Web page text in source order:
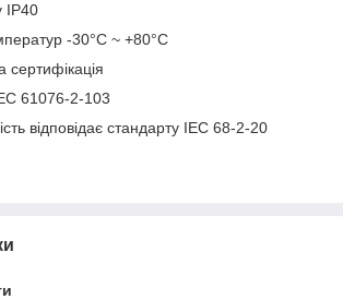
IP40
-30°C ~ +80°C
сертифікація
61076-2-103
відповідає стандарту IEC 68-2-20